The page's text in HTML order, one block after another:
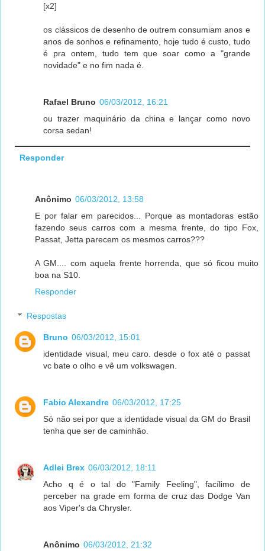
[x2]
os clássicos de desenho de outrem consumiam anos e
anos de sonhos e refinamento, hoje tudo é custo, tudo
é pra ontem, tudo tem que soar como a "grande
novidade" e no fim nada é.
Rafael Bruno 06/03/2012, 16:21
ou trazer maquinário da china e lançar como novo
corsa sedan!
Responder
Anônimo 06/03/2012, 13:58
E por falar em parecidos... Porque as montadoras estão
fazendo seus carros com a mesma frente, do tipo Fox,
Passat, Jetta parecem os mesmos carros???
A GM.... com aquela frente horrenda, que só ficou muito
boa na S10.
Responder
Respostas
Bruno 06/03/2012, 15:01
identidade visual, meu caro. desde o fox até o passat
vc bate o olho e vê um volkswagen.
Fabio Alexandre 06/03/2012, 17:25
Só não sei por que a identidade visual da GM do Brasil
tenha que ser de caminhão.
Adlei Brex 06/03/2012, 18:11
Acho q é o tal do "Family Feeling", facílimo de
perceber na grade em forma de cruz das Dodge Van
aos Viper's da Chrysler.
Anônimo 06/03/2012, 21:32